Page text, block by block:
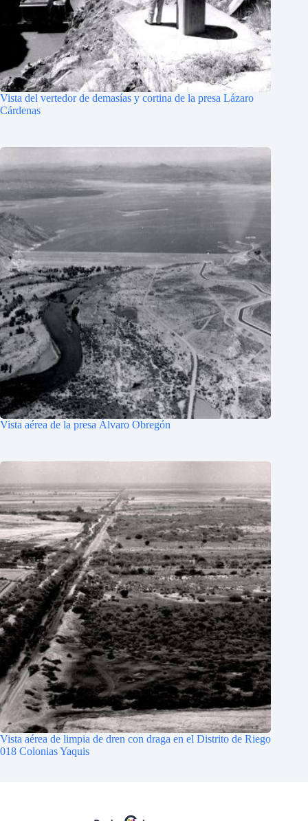
Vista del vertedor de demasías y cortina de la presa Lázaro
Cárdenas
Vista aérea de la presa Álvaro Obregón
Vista aérea de limpia de dren con draga en el Distrito de Riego
018 Colonias Yaquis